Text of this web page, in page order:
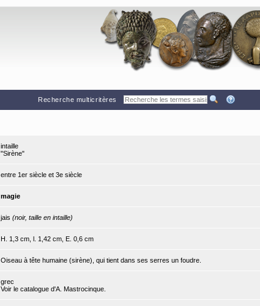
Recherche multicritères
intaille
"Sirène"
entre 1er siècle et 3e siècle
magie
jais (noir, taille en intaille)
H. 1,3 cm, l. 1,42 cm, E. 0,6 cm
Oiseau à tête humaine (sirène), qui tient dans ses serres un foudre.
grec
Voir le catalogue d'A. Mastrocinque.